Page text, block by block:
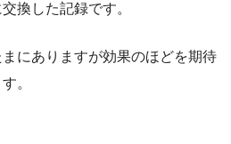
換した記録です。
にありますが効果のほどを期待
。